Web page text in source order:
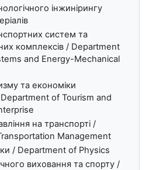
інжинірингу
систем та
комплексів / Department
and Energy-Mechanical
та економіки
of Tourism and
на транспорті /
Management
/ Department of Physics
виховання та спорту /